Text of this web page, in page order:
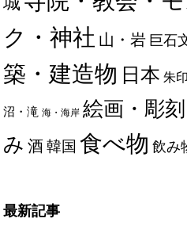
ク・神社 山・岩 巨石
築・建造物 日本 朱印
沼・滝 海・海岸 絵画・彫刻
み 酒 韓国 食べ物 飲み
最新記事